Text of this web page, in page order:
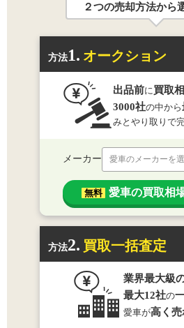
２つの売却方法から
方法1. オークション
出品前に 買取
3000社の中から
みとやり取りで完
メーカー 愛車のメーカーを
無料 愛車の買取相
方法2. 買取一括査定
業界最大級
最大12社の
愛車が高く売